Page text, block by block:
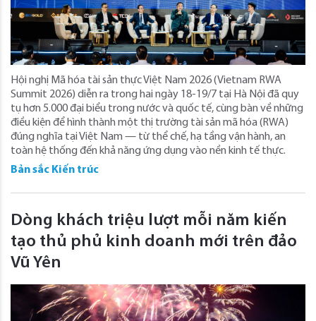
Hội nghị Mã hóa tài sản thực Việt Nam 2026 (Vietnam RWA
Summit 2026) diễn ra trong hai ngày 18-19/7 tại Hà Nội đã quy
tụ hơn 5.000 đại biểu trong nước và quốc tế, cùng bàn về những
điều kiện để hình thành một thị trường tài sản mã hóa (RWA)
đúng nghĩa tại Việt Nam — từ thể chế, hạ tầng vận hành, an
toàn hệ thống đến khả năng ứng dụng vào nền kinh tế thực.
Bản sắc Kiến trúc
Dòng khách triệu lượt mỗi năm kiến
tạo thủ phủ kinh doanh mới trên đảo
Vũ Yên